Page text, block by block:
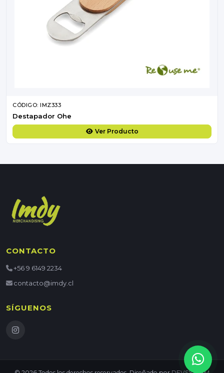
CÓDIGO: IMZ333
Destapador Ohe
Ver Producto
CONTACTO
+56 9 6149 2234
contacto@imdy.cl
SÍGUENOS